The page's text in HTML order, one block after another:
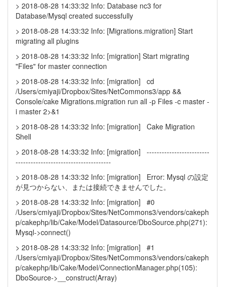
> 2018-08-28 14:33:32 Info: Database nc3 for
Database/Mysql created successfully
> 2018-08-28 14:33:32 Info: [Migrations.migration] Start
migrating all plugins
> 2018-08-28 14:33:32 Info: [migration] Start migrating
"Files" for master connection
> 2018-08-28 14:33:32 Info: [migration] cd
/Users/cmiyaji/Dropbox/Sites/NetCommons3/app &&
Console/cake Migrations.migration run all -p Files -c master -
i master 2>&1
> 2018-08-28 14:33:32 Info: [migration] Cake Migration
Shell
> 2018-08-28 14:33:32 Info: [migration] -------------------------
--------------------------------------
> 2018-08-28 14:33:32 Info: [migration] Error: Mysql の設定
が見つからない、または接続できませんでした。
> 2018-08-28 14:33:32 Info: [migration] #0
/Users/cmiyaji/Dropbox/Sites/NetCommons3/vendors/cakeph
p/cakephp/lib/Cake/Model/Datasource/DboSource.php(271):
Mysql->connect()
> 2018-08-28 14:33:32 Info: [migration] #1
/Users/cmiyaji/Dropbox/Sites/NetCommons3/vendors/cakeph
p/cakephp/lib/Cake/Model/ConnectionManager.php(105):
DboSource->__construct(Array)